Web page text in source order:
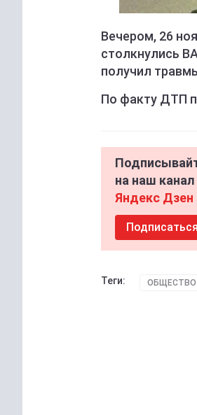
Вечером, 26
столкнулись
получил
По факту ДТП
на наш канал
Яндекс Дзен
Подписаться
Теги: ОБЩЕСТВО